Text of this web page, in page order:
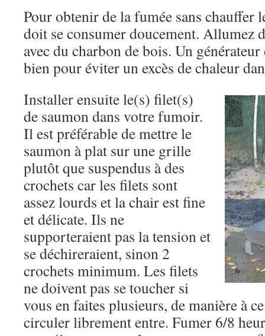
Pour obtenir de la fumée sans chauffer
doit se consumer doucement. Allumez
avec du charbon de bois. Un
bien pour éviter un excès de chaleur
Installer ensuite le(s) filet(s)
de saumon dans votre fumoir.
Il est préférable de mettre le
saumon à plat sur une grille
plutôt que suspendus à des
crochets car les filets sont
assez lourds et la chair est fine
et délicate. Ils ne
supporteraient pas la tension et
se déchireraient, sinon 2
crochets minimum. Les filets
ne doivent pas se toucher si
vous en faites plusieurs, de manière à
circuler librement entre. Fumer 6/8